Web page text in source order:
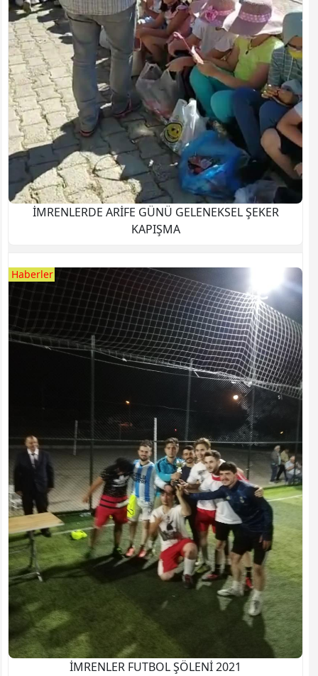
İMRENLERDE ARİFE GÜNÜ GELENEKSEL ŞEKER
KAPIŞMA
Haberler
İMRENLER FUTBOL ŞÖLENİ 2021